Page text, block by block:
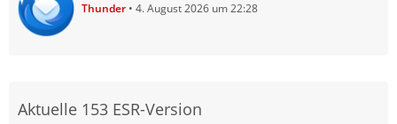
Thunder 4. August 2026 um 22:28
Aktuelle 153 ESR-Version